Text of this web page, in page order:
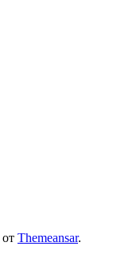
от Themeansar.